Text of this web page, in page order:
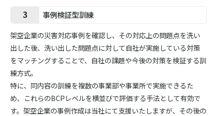
3 事例検証型訓練
架空企業の災害対応事例を確認し、その対応上の問題点を洗い
出した後、洗い出した問題点に対して自社が実施している対策
をマッチングすることで、自社の課題や今後の対策を検証する訓
練方式。
特に、同内容の訓練を複数の事業部や事業所で実施できるた
め、これらのBCPレベルを横並びで評価する手法として有効で
す。架空企業の事例作成は当社にて支援いたしますが、その後の